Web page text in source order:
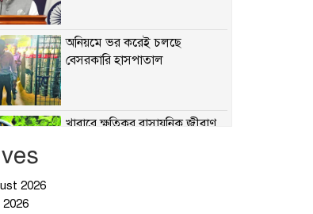
অনিয়মে ভর করেই চলছে
বেসরকারি হাসপাতাল
খাবারে ক্ষতিকর রাসায়নিক জীবাণু
2026